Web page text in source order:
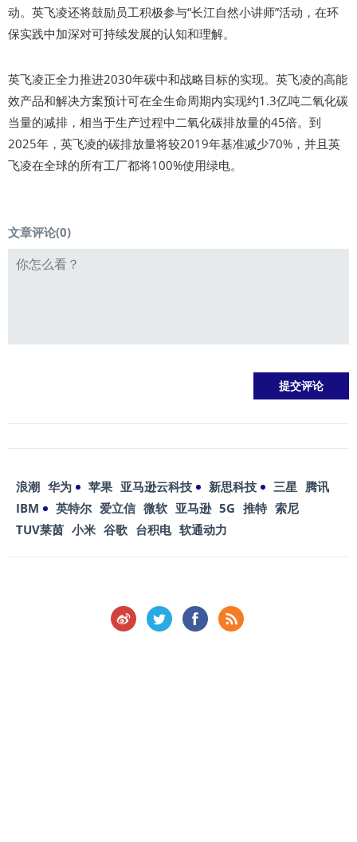
动。英飞凌还将鼓励员工积极参与“长江自然小讲师”活动，在环
保实践中加深对可持续发展的认知和理解。
英飞凌正全力推进2030年碳中和战略目标的实现。英飞凌的高能
效产品和解决方案预计可在全生命周期内实现约1.3亿吨二氧化碳
当量的减排，相当于生产过程中二氧化碳排放量的45倍。到
2025年，英飞凌的碳排放量将较2019年基准减少70%，并且英
飞凌在全球的所有工厂都将100%使用绿电。
文章评论(0)
浪潮 华为 苹果 亚马逊云科技 新思科技 三星 腾讯
IBM
英特尔 爱立信 微软 亚马逊 5G 推特 索尼
TUV莱茵 小米 谷歌 台积电 软通动力